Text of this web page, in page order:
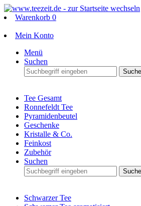
Warenkorb 0
Mein Konto
Menü
Suchen
Tee Gesamt
Ronnefeldt Tee
Pyramidenbeutel
Geschenke
Kristalle & Co.
Feinkost
Zubehör
Suchen
Schwarzer Tee